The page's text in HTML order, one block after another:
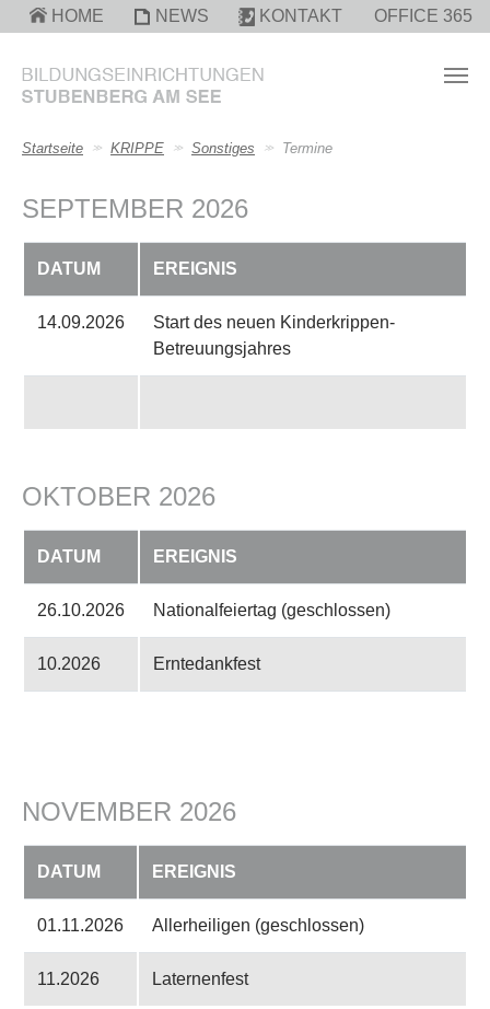
Zum Hauptinhalt springen
HOME NEWS KONTAKT OFFICE 365
Sie sind hier:
Startseite KRIPPE Sonstiges Termine
SEPTEMBER 2026
DATUM EREIGNIS
14.09.2026
Start des neuen Kinderkrippen-
Betreuungsjahres
OKTOBER 2026
DATUM EREIGNIS
26.10.2026 Nationalfeiertag (geschlossen)
10.2026 Erntedankfest
NOVEMBER 2026
DATUM EREIGNIS
01.11.2026 Allerheiligen (geschlossen)
11.2026 Laternenfest